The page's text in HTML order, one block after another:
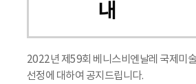
내
2022년 제59회 베니스비엔날레 국제미
선정에 대하여 공지드립니다.